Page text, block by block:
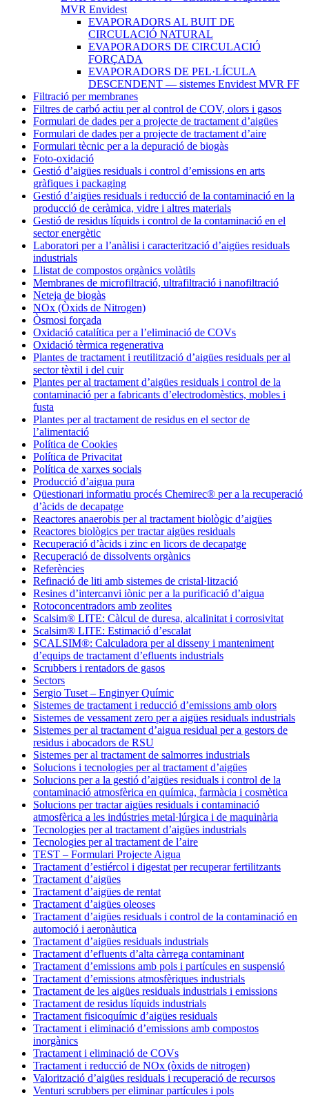
MVR Envidest
EVAPORADORS AL BUIT DE
CIRCULACIÓ NATURAL
EVAPORADORS DE CIRCULACIÓ
FORÇADA
EVAPORADORS DE PEL·LÍCULA
DESCENDENT — sistemes Envidest MVR FF
Filtració per membranes
Filtres de carbó actiu per al control de COV, olors i gasos
Formulari de dades per a projecte de tractament d’aigües
Formulari de dades per a projecte de tractament d’aire
Formulari tècnic per a la depuració de biogàs
Foto-oxidació
Gestió d’aigües residuals i control d’emissions en arts
gràfiques i packaging
Gestió d’aigües residuals i reducció de la contaminació en la
producció de ceràmica, vidre i altres materials
Gestió de residus líquids i control de la contaminació en el
sector energètic
Laboratori per a l’anàlisi i caracterització d’aigües residuals
industrials
Llistat de compostos orgànics volàtils
Membranes de microfiltració, ultrafiltració i nanofiltració
Neteja de biogàs
NOx (Òxids de Nitrogen)
Òsmosi forçada
Oxidació catalítica per a l’eliminació de COVs
Oxidació tèrmica regenerativa
Plantes de tractament i reutilització d’aigües residuals per al
sector tèxtil i del cuir
Plantes per al tractament d’aigües residuals i control de la
contaminació per a fabricants d’electrodomèstics, mobles i
fusta
Plantes per al tractament de residus en el sector de
l’alimentació
Política de Cookies
Política de Privacitat
Política de xarxes socials
Producció d’aigua pura
Qüestionari informatiu procés Chemirec® per a la recuperació
d’àcids de decapatge
Reactores anaerobis per al tractament biològic d’aigües
Reactores biològics per tractar aigües residuals
Recuperació d’àcids i zinc en licors de decapatge
Recuperació de dissolvents orgànics
Referències
Refinació de liti amb sistemes de cristal·lització
Resines d’intercanvi iònic per a la purificació d’aigua
Rotoconcentradors amb zeolites
Scalsim® LITE: Càlcul de duresa, alcalinitat i corrosivitat
Scalsim® LITE: Estimació d’escalat
SCALSIM®: Calculadora per al disseny i manteniment
d’equips de tractament d’efluents industrials
Scrubbers i rentadors de gasos
Sectors
Sergio Tuset – Enginyer Químic
Sistemes de tractament i reducció d’emissions amb olors
Sistemes de vessament zero per a aigües residuals industrials
Sistemes per al tractament d’aigua residual per a gestors de
residus i abocadors de RSU
Sistemes per al tractament de salmorres industrials
Solucions i tecnologies per al tractament d’aigües
Solucions per a la gestió d’aigües residuals i control de la
contaminació atmosfèrica en química, farmàcia i cosmètica
Solucions per tractar aigües residuals i contaminació
atmosfèrica a les indústries metal·lúrgica i de maquinària
Tecnologies per al tractament d’aigües industrials
Tecnologies per al tractament de l’aire
TEST – Formulari Projecte Aigua
Tractament d’estiércol i digestat per recuperar fertilitzants
Tractament d’aigües
Tractament d’aigües de rentat
Tractament d’aigües oleoses
Tractament d’aigües residuals i control de la contaminació en
automoció i aeronàutica
Tractament d’aigües residuals industrials
Tractament d’efluents d’alta càrrega contaminant
Tractament d’emissions amb pols i partícules en suspensió
Tractament d’emissions atmosfèriques industrials
Tractament de les aigües residuals industrials i emissions
Tractament de residus líquids industrials
Tractament fisicoquímic d’aigües residuals
Tractament i eliminació d’emissions amb compostos
inorgànics
Tractament i eliminació de COVs
Tractament i reducció de NOx (òxids de nitrogen)
Valorització d’aigües residuals i recuperació de recursos
Venturi scrubbers per eliminar partícules i pols